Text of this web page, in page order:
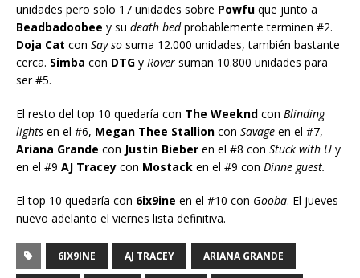
unidades pero solo 17 unidades sobre Powfu que junto a
Beadbadoobee y su death bedprobablemente terminen #2.
Doja Cat con Say so suma 12.000 unidades, también bastante
cerca. Simba con DTG y Rover suman 10.800 unidades para
ser #5.
El resto del top 10 quedaría con The Weeknd con Blinding
lights en el #6, Megan Thee Stallion con Savage en el #7,
Ariana Grande con Justin Bieber en el #8 con Stuck with U y
en el #9 AJ Tracey con Mostack en el #9 con Dinne guest.
El top 10 quedaría con 6ix9ine en el #10 con Gooba. El jueves
nuevo adelanto el viernes lista definitiva.
6IX9INE AJ TRACEY ARIANA GRANDE